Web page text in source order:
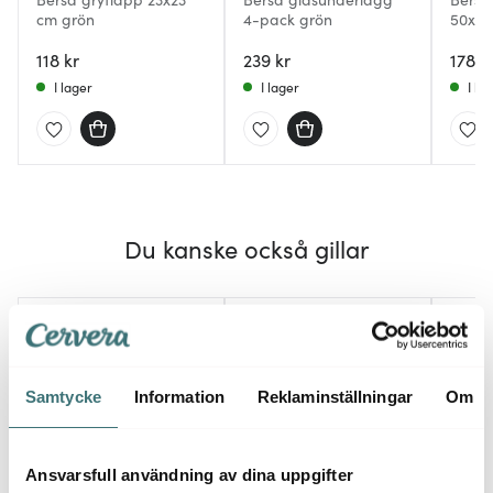
Samtycke Information Reklaminställningar Om
Ansvarsfull användning av dina uppgifter
cm grön
118 kr
I lager
4-pack grön
239 kr
I lager
178
I
Du kanske också gillar
30%